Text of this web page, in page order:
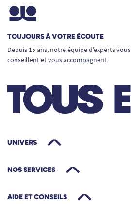
TOUJOURS À VOTRE ÉCOUTE
Depuis 15 ans, notre équipe d’experts vous
conseillent et vous accompagnent
UNIVERS
NOS SERVICES
AIDE ET CONSEILS